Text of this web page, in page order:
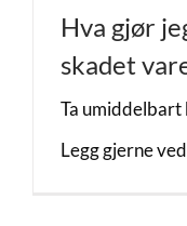
Hva gjør
skadet
Ta umiddelbart
Legg gjerne